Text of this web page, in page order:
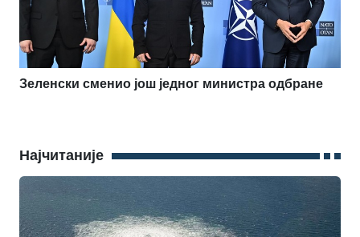
Зеленски сменио још једног министра одбране
Најчитаније